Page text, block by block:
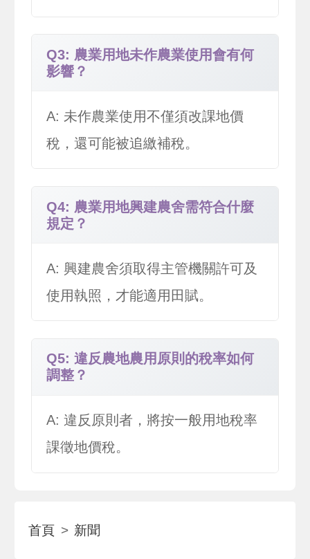
Q3: 農業用地未作農業使用會有何
影響？
A: 未作農業使用不僅須改課地價
稅，還可能被追繳補稅。
Q4: 農業用地興建農舍需符合什麼
規定？
A: 興建農舍須取得主管機關許可及
使用執照，才能適用田賦。
Q5: 違反農地農用原則的稅率如何
調整？
A: 違反原則者，將按一般用地稅率
課徵地價稅。
首頁 新聞